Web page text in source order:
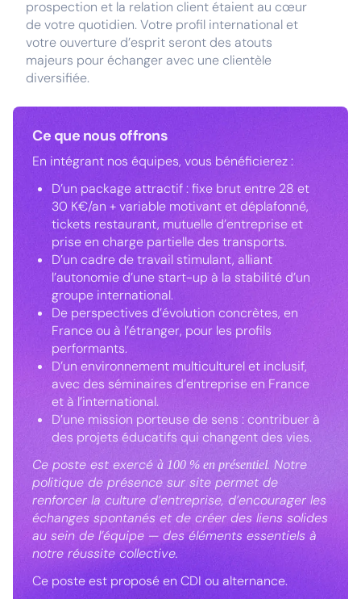
prospection et la relation client étaient au cœur
de votre quotidien. Votre profil international et
votre ouverture d’esprit seront des atouts
majeurs pour échanger avec une clientèle
diversifiée.
Ce que nous offrons
En intégrant nos équipes, vous bénéficierez :
D’un package attractif : fixe brut entre 28 et
30 K€/an + variable motivant et déplafonné,
tickets restaurant, mutuelle d’entreprise et
prise en charge partielle des transports.
D’un cadre de travail stimulant, alliant
l’autonomie d’une start-up à la stabilité d’un
groupe international.
De perspectives d’évolution concrètes, en
France ou à l’étranger, pour les profils
performants.
D’un environnement multiculturel et inclusif,
avec des séminaires d’entreprise en France
et à l’international.
D’une mission porteuse de sens : contribuer à
des projets éducatifs qui changent des vies.
Ce poste est exercé à 100 % en présentiel. Notre
politique de présence sur site permet de
renforcer la culture d’entreprise, d’encourager les
échanges spontanés et de créer des liens solides
au sein de l’équipe — des éléments essentiels à
notre réussite collective.
Ce poste est proposé en CDI ou alternance.